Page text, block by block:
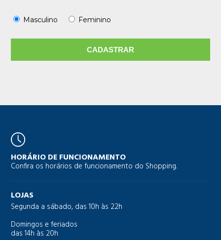
Masculino Feminino
HORÁRIO DE FUNCIONAMENTO
Confira os horários de funcionamento do Shopping.
LOJAS
Segunda a sábado, das 10h às 22h
Domingos e feriados
das 14h às 20h